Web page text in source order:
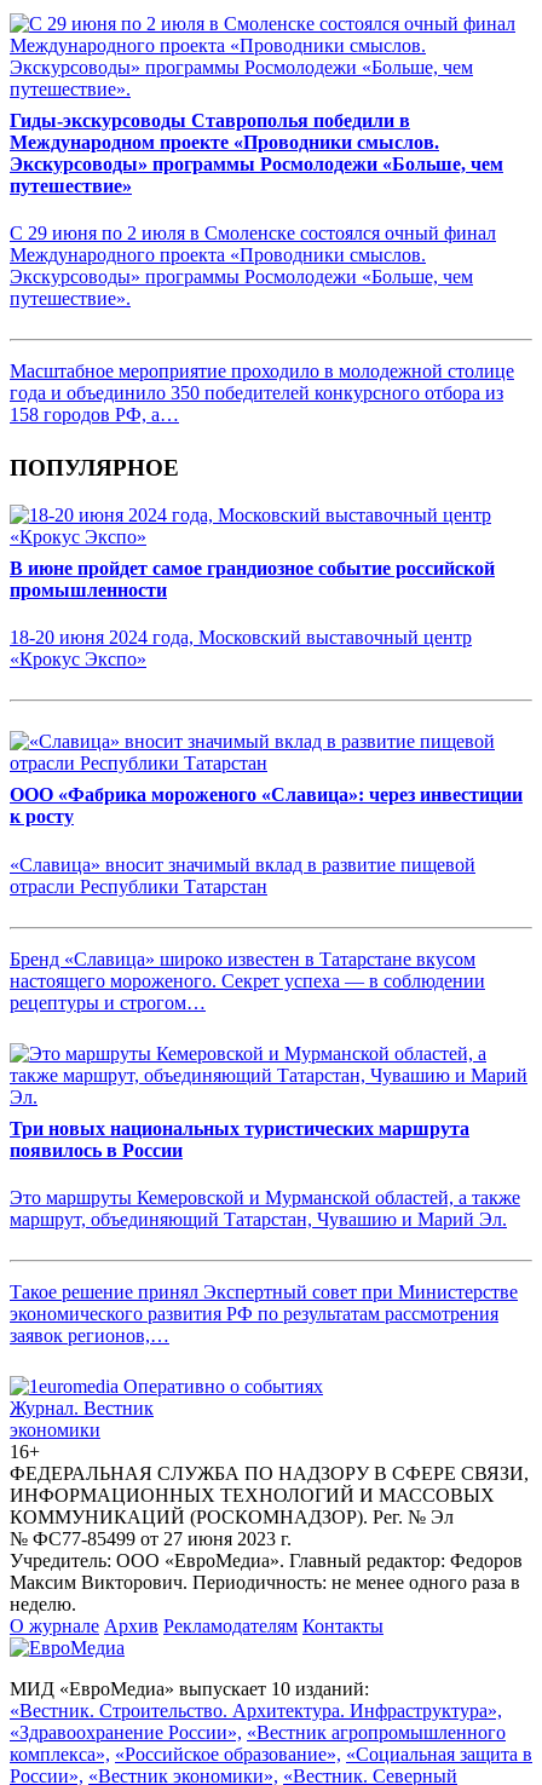
Гиды-экскурсоводы Ставрополья победили в
Международном проекте «Проводники смыслов.
Экскурсоводы» программы Росмолодежи «Больше, чем
путешествие»
С 29 июня по 2 июля в Смоленске состоялся очный финал
Международного проекта «Проводники смыслов.
Экскурсоводы» программы Росмолодежи «Больше, чем
путешествие».
Масштабное мероприятие проходило в молодежной столице
года и объединило 350 победителей конкурсного отбора из
158 городов РФ, а…
ПОПУЛЯРНОЕ
В июне пройдет самое грандиозное событие российской
промышленности
18-20 июня 2024 года, Московский выставочный центр
«Крокус Экспо»
ООО «Фабрика мороженого «Славица»: через инвестиции
к росту
«Славица» вносит значимый вклад в развитие пищевой
отрасли Республики Татарстан
Бренд «Славица» широко известен в Татарстане вкусом
настоящего мороженого. Секрет успеха — в соблюдении
рецептуры и строгом…
Три новых национальных туристических маршрута
появилось в России
Это маршруты Кемеровской и Мурманской областей, а также
маршрут, объединяющий Татарстан, Чувашию и Марий Эл.
Такое решение принял Экспертный совет при Министерстве
экономического развития РФ по результатам рассмотрения
заявок регионов,…
Журнал. Вестник
экономики
16+
ФЕДЕРАЛЬНАЯ СЛУЖБА ПО НАДЗОРУ В СФЕРЕ СВЯЗИ,
ИНФОРМАЦИОННЫХ ТЕХНОЛОГИЙ И МАССОВЫХ
КОММУНИКАЦИЙ (РОСКОМНАДЗОР). Рег. № Эл
№ ФС77-85499 от 27 июня 2023 г.
Учредитель: ООО «ЕвроМедиа». Главный редактор: Федоров
Максим Викторович. Периодичность: не менее одного раза в
неделю.
О журнале Архив Рекламодателям Контакты
МИД «ЕвроМедиа» выпускает 10 изданий:
«Вестник. Строительство. Архитектура. Инфраструктура»,
«Здравоохранение России», «Вестник агропромышленного
комплекса», «Российское образование», «Социальная защита в
России», «Вестник экономики», «Вестник. Северный